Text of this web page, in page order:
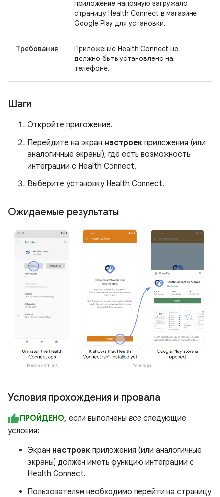
приложение напрямую загружало
страницу Health Connect в магазине
Google Play для установки.
Требования
Приложение Health Connect не
должно быть установлено на
телефоне.
Шаги
Откройте приложение.
Перейдите на экран настроек приложения (или
аналогичные экраны), где есть возможность
интеграции с Health Connect.
Выберите установку Health Connect.
Ожидаемые результаты
Условия прохождения и провала
ПРОЙДЕНО, если выполнены все следующие
условия:
Экран настроек приложения (или аналогичные
экраны) должен иметь функцию интеграции с
Health Connect.
Пользователям необходимо перейти на страницу